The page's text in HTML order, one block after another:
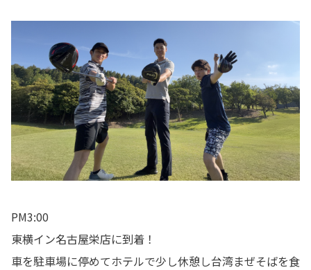
PM3:00
東横イン名古屋栄店に到着！
車を駐車場に停めてホテルで少し休憩し台湾まぜそばを食